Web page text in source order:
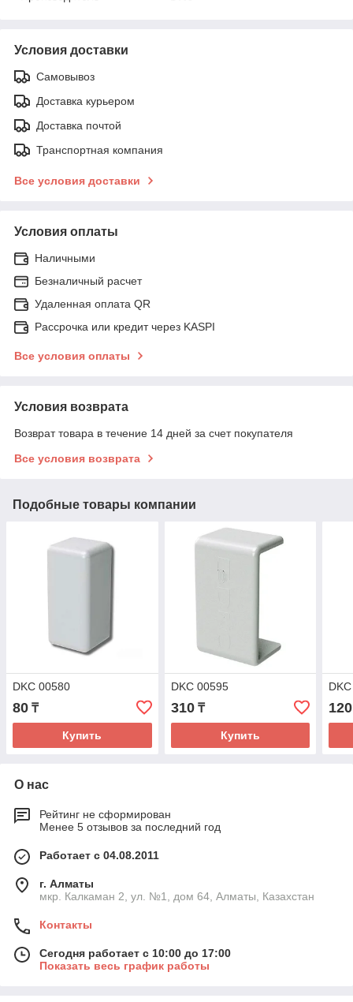
Условия доставки
Самовывоз
Доставка курьером
Доставка почтой
Транспортная компания
Все условия доставки
Условия оплаты
Наличными
Безналичный расчет
Удаленная оплата QR
Рассрочка или кредит через KASPI
Все условия оплаты
Условия возврата
Возврат товара в течение 14 дней за счет покупателя
Все условия возврата
Подобные товары компании
DKC 00580
80 ₸
Купить
DKC 00595
310₸
Купить
120
О нас
Рейтинг не сформирован
Менее 5 отзывов за последний год
Работает с 04.08.2011
г. Алматы
мкр. Калкаман 2, ул. №1, дом 64, Алматы, Казахстан
Контакты
Сегодня работает с 10:00 до 17:00
Показать весь график работы